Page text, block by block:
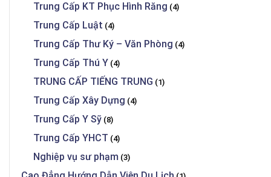
Trung Cấp KT Phục Hình Răng (4)
Trung Cấp Luật (4)
Trung Cấp Thư Ký – Văn Phòng (4)
Trung Cấp Thú Y (4)
TRUNG CẤP TIẾNG TRUNG (1)
Trung Cấp Xây Dựng (4)
Trung Cấp Y Sỹ (8)
Trung Cấp YHCT (4)
Nghiệp vụ sư phạm (3)